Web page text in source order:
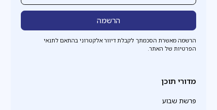
הרשמה מאשרת הסכמתך לקבלת דיוור אלקטרוני בהתאם לתנאי
הפרטיות של האתר.
מדורי תוכן
פרשת שבוע